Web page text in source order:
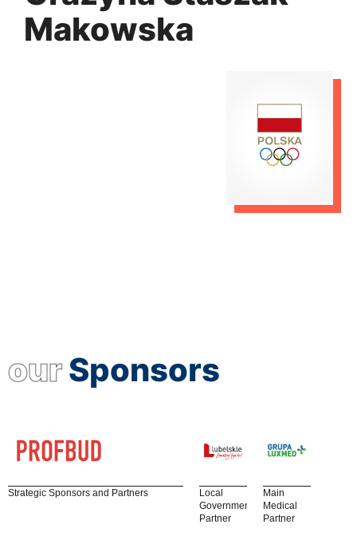
Makowska
ourSponsors
Strategic Sponsors and Partners
Local
Government
Partner
Main
Medical
Partner